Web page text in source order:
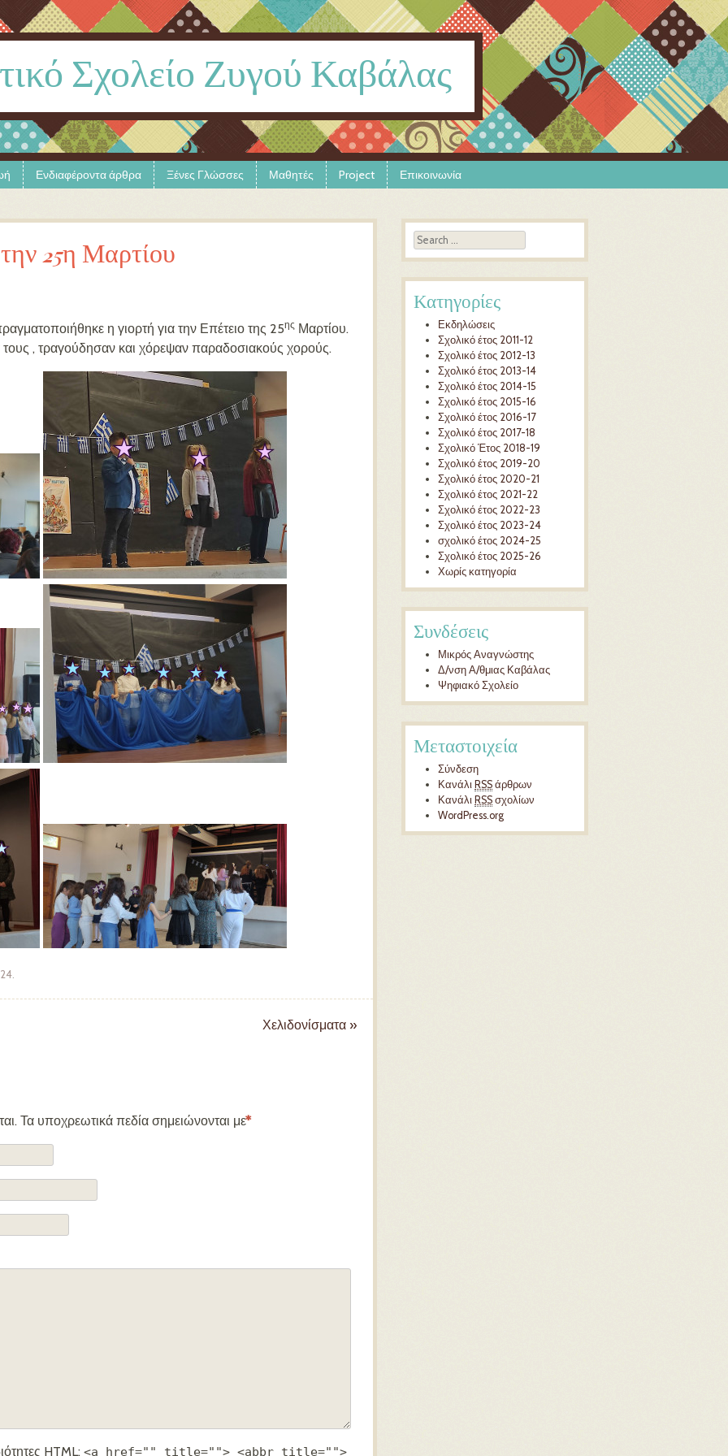
Σχολείο Ζυγού Καβάλας
Ενδιαφέροντα άρθρα Ξένες Γλώσσες Μαθητές Project Επικοινωνία
25η Μαρτίου
η γιορτή για την Επέτειο της 25ης Μαρτίου.
τους , τραγούδησαν και χόρεψαν παραδοσιακούς χορούς.
.
Χελιδονίσματα »
Τα υποχρεωτικά πεδία σημειώνονται με*
HTML: <a href="" title=""> <abbr title="">
Search
Κατηγορίες
Εκδηλώσεις
Σχολικό έτος 2011-12
Σχολικό έτος 2012-13
Σχολικό έτος 2013-14
Σχολικό έτος 2014-15
Σχολικό έτος 2015-16
Σχολικό έτος 2016-17
Σχολικό έτος 2017-18
Σχολικό Έτος 2018-19
Σχολικό έτος 2019-20
Σχολικό έτος 2020-21
Σχολικό έτος 2021-22
Σχολικό έτος 2022-23
Σχολικό έτος 2023-24
σχολικό έτος 2024-25
Σχολικό έτος 2025-26
Χωρίς κατηγορία
Συνδέσεις
Μικρός Αναγνώστης
Δ/νση Α/θμιας Καβάλας
Ψηφιακό Σχολείο
Μεταστοιχεία
Σύνδεση
Κανάλι RSS άρθρων
Κανάλι RSS σχολίων
WordPress.org